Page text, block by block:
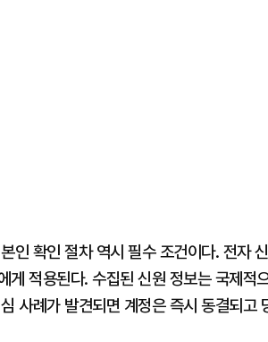
인 확인 절차 역시 필수 조건이다. 전
게 적용된다. 수집된 신원 정보는 국제적
사례가 발견되면 계정은 즉시 동결되고